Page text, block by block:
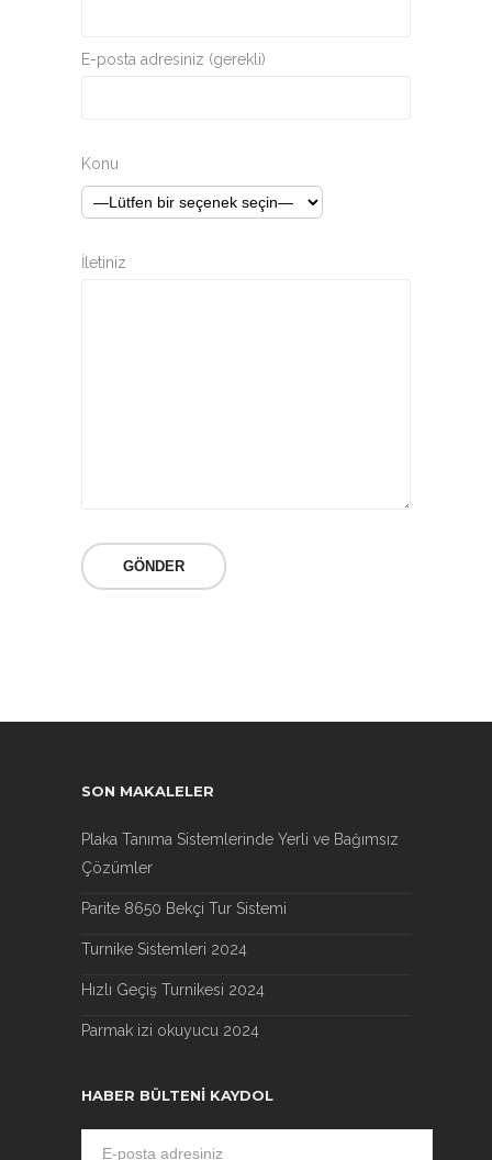
E-posta adresiniz (gerekli)
Konu
İletiniz
SON MAKALELER
Plaka Tanıma Sistemlerinde Yerli ve Bağımsız
Çözümler
Parite 8650 Bekçi Tur Sistemi
Turnike Sistemleri 2024
Hızlı Geçiş Turnikesi 2024
Parmak izi okuyucu 2024
HABER BÜLTENI KAYDOL